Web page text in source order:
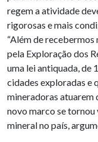
regem a atividade
rigorosas e mais
“Além de
pela Exploração dos
uma lei antiquada, de
cidades exploradas e
mineradoras atuarem
novo marco se tornou
mineral no país,